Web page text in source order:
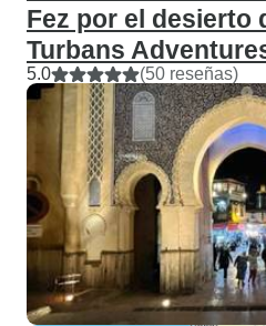
Fez por el desierto
Turbans
5.0 (50 reseñas)